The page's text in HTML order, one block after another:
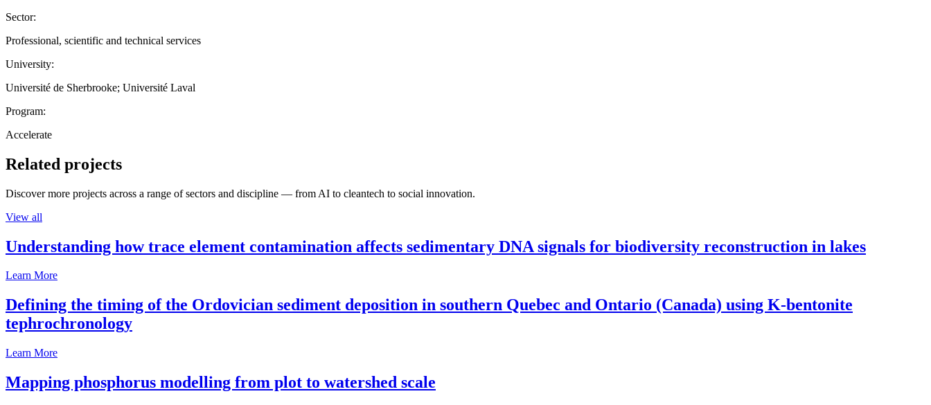
Sector:
Professional, scientific and technical services
University:
Université de Sherbrooke; Université Laval
Program:
Accelerate
Related projects
Discover more projects across a range of sectors and discipline — from AI to cleantech to social innovation.
View all
Understanding how trace element contamination affects sedimentary DNA signals for biodiversity reconstruction in lakes
Learn More
Defining the timing of the Ordovician sediment deposition in southern Quebec and Ontario (Canada) using K-bentonite
tephrochronology
Learn More
Mapping phosphorus modelling from plot to watershed scale